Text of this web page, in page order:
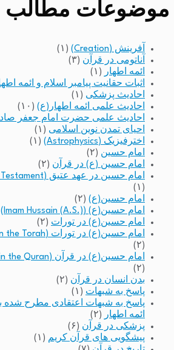
موضوعات مطالب
آفرینش (Creation)
(۱)
آناتومی در قرآن (۳)
ائمه اطهار
(۱)
اثبات حقانیت پیامبر اسلام و ائمه
احادیث پزشکی (۱)
احادیث علمی ائمه اطهار(ع) (۱۰)
احادیث علمی حضرت امام جعفر
احیای تمدن نوین اسلامی (۱)
اخترفیزیک (Astrophysics)
(۱)
امام حسین (۲)
امام حسین (ع) در قرآن (۲)
امام حسین در عهد عتیق (Imam Hossein in Old Testament)
(۱)
امام حسین(ع) (۲)
امام حسین(ع) (Imam Hussain (A.S.))
امام حسین(ع) در تورات (۲)
امام حسین(ع) در تورات (Imam Hussain (A.S.) in the Torah)
(۲)
امام حسین(ع) در قرآن (Imam Hussain (A.S.) in the Quran)
(۲)
بدن انسان در قرآن (۲)
پاسخ به شبهات (۱)
پاسخ به شبهات اعتقادی مطرح شده
ائمه اطهار
(۲)
پزشکی در قرآن (۶)
پیشگویی های قرآن کریم (۱)